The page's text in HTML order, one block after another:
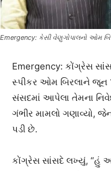
Emergency: કેસી વેણુગોપાલનો ઓમ
Emergency: કોંગ્રેસ
સ્પીકર ઓમ બિરલાને જૂન
સંસદમાં આપેલા તેમના
ગંભીર મામલો ગણાવ્યો,
પડી છે.
કોંગ્રેસ સાંસદે લખ્યું, “હું